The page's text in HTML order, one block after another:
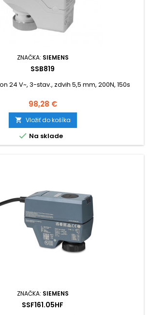
ZNAČKA: SIEMENS
SSB819
24 V~, 3-stav., zdvih 5,5 mm, 200N, 150s
Cena
98,28 €
 Vložiť do košíka
 Na sklade
ZNAČKA: SIEMENS
SSF161.05HF